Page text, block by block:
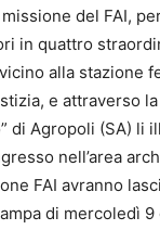
del FAI,
in quattro
alla stazione
e attraverso
di Agropoli (SA)
nell’area
FAI avranno
di mercoledì